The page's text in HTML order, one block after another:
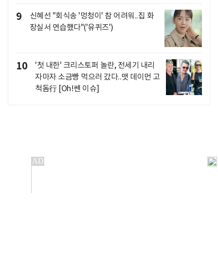
9
신혜선 "회식송 '멍청이' 참 어려워..집 화
장실서 연습했다"('유퀴즈')
10
'첫 내한' 크리스토퍼 놀란, 전세기 내리
자마자 소금빵 먹으러 갔다..맷 데이먼 고
척돔行 [Oh!쎈 이슈]